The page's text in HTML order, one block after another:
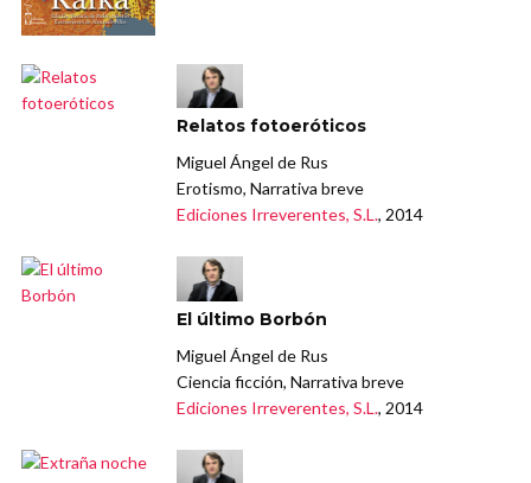
Relatos fotoeróticos
Miguel Ángel de Rus
Erotismo, Narrativa breve
Ediciones Irreverentes, S.L., 2014
El último Borbón
Miguel Ángel de Rus
Ciencia ficción, Narrativa breve
Ediciones Irreverentes, S.L., 2014